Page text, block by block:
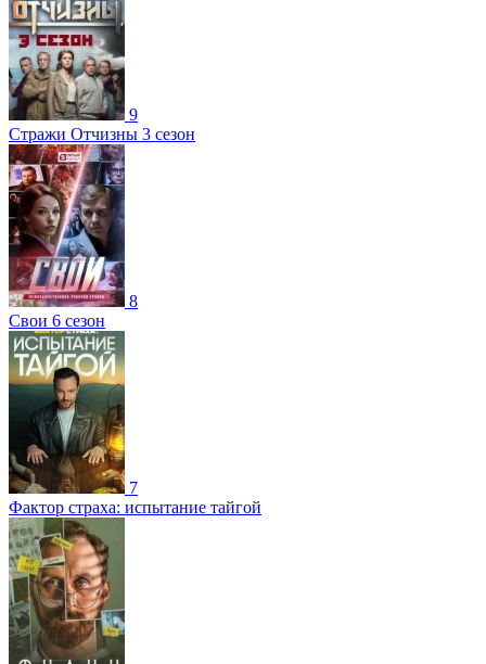
9
Стражи Отчизны 3 сезон
8
Свои 6 сезон
7
Фактор страха: испытание тайгой